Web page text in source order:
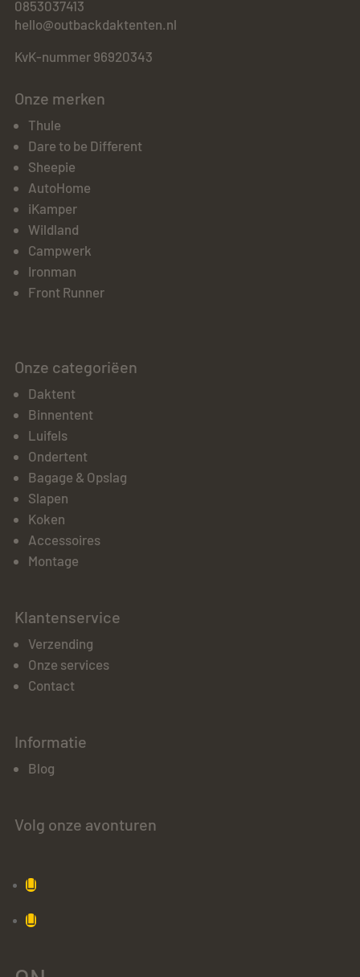
0853037413
hello@outbackdaktenten.nl
KvK-nummer 96920343
Onze merken
Thule
Dare to be Different
Sheepie
AutoHome
iKamper
Wildland
Campwerk
Ironman
Front Runner
Onze categoriëen
Daktent
Binnentent
Luifels
Ondertent
Bagage & Opslag
Slapen
Koken
Accessoires
Montage
Klantenservice
Verzending
Onze services
Contact
Informatie
Blog
Volg onze avonturen